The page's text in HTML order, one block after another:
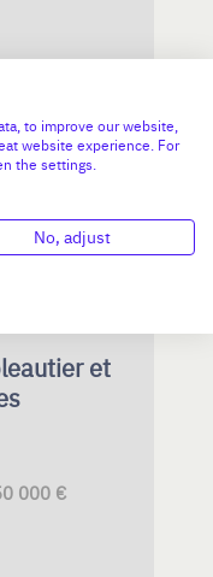
et
000 €
to improve our website,
website experience. For
the settings.
No, adjust